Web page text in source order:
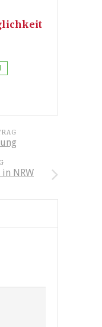
NRW